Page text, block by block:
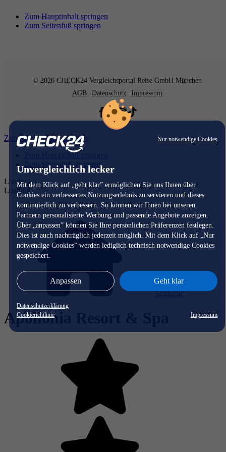
Nur notwendige Cookies
Unvergleichlich lecker
Mit dem Klick auf „geht klar” ermöglichen Sie uns Ihnen über
Cookies ein verbessertes Nutzungserlebnis zu servieren und dieses
kontinuierlich zu verbessern. So können wir Ihnen bei unseren
Partnern personalisierte Werbung und passende Angebote anzeigen.
Über „anpassen” können Sie Ihre persönlichen Präferenzen festlegen.
Dies ist auch nachträglich jederzeit möglich. Mit dem Klick auf „Nur
notwendige Cookies” werden lediglich technisch notwendige Cookies
gespeichert.
Anpassen Geht klar
Datenschutzerklärung
Cookierichtlinie
Impressum
Zum Hauptinhalt springen
Zum Seitenfuß springen
© 2026 CHECK24 Vergleichsportal Reise GmbH München
AGB
Datenschutz Impressum
Zum Hauptinhalt springen
Zum Hauptinhalt springen
Zum Seitenfuß springen
Loading...
Loading...
Startseite
Apollonia Resort & Spa